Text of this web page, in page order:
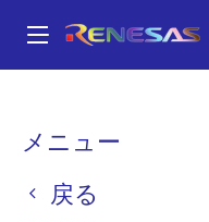
ン
メニュー
戻る
パ
く
マイクロコ